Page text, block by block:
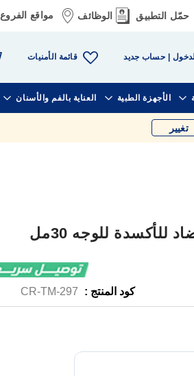
حمّل التطبيق الوظائف مواقع الفروع
حساب جديد قائمة الأمنيات
الأجهزة الطبية العناية بالفم والأسنان
تغيير
للوجه 30مل
كود المنتج : CR-TM-297